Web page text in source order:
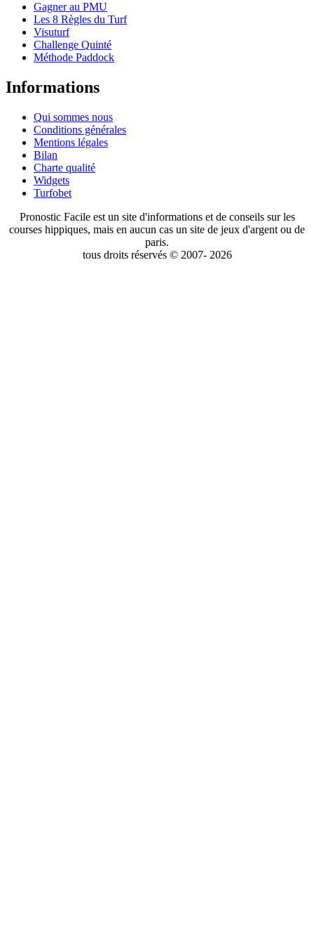
Gagner au PMU
Les 8 Règles du Turf
Visuturf
Challenge Quinté
Méthode Paddock
Informations
Qui sommes nous
Conditions générales
Mentions légales
Bilan
Charte qualité
Widgets
Turfobet
Pronostic Facile est un site d'informations et de conseils sur les
courses hippiques, mais en aucun cas un site de jeux d'argent ou de
paris.
tous droits réservés © 2007- 2026